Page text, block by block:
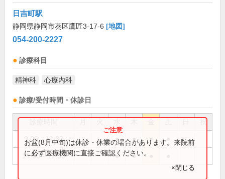
日吉町駅
静岡県静岡市葵区鷹匠3-17-6 [地図]
054-200-2227
診療科目
精神科 心療内科
診療/受付時間・休診日
祝
9:00～12:30 ● ● ●
14:00～17:30 ● ●
お盆(8月中旬)は休診・休業の場合があります。来院前
に必ず医療機関に直接ご確認ください。
×閉じる